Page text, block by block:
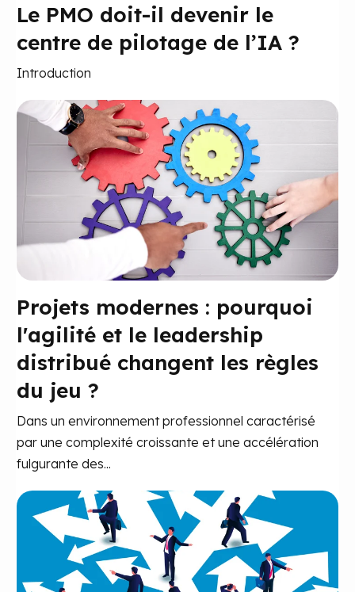
Le PMO doit-il devenir le
centre de pilotage de l’IA ?
Introduction
Projets modernes : pourquoi
l'agilité et le leadership
distribué changent les règles
du jeu ?
Dans un environnement professionnel caractérisé
par une complexité croissante et une accélération
fulgurante des...